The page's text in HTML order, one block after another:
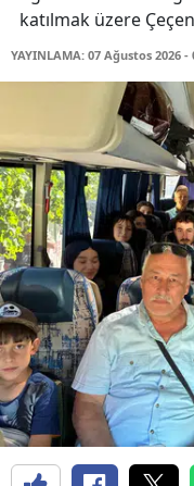
katılmak üzere
YAYINLAMA: 07 Ağustos 2026 -